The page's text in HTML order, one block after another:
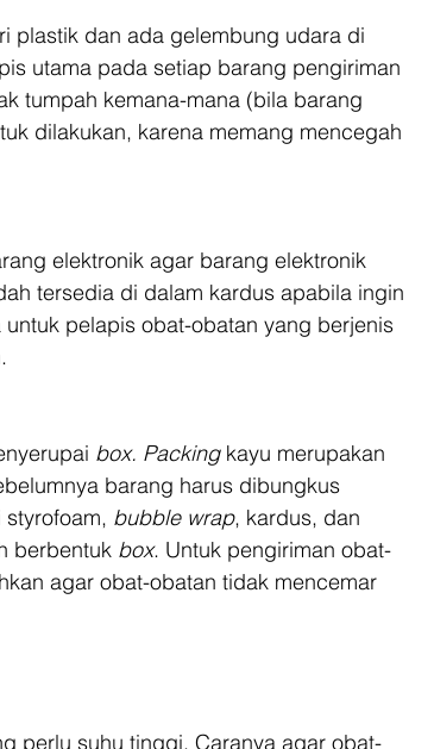
plastik dan ada gelembung udara di
utama pada setiap barang pengiriman
tumpah kemana-mana (bila barang
dilakukan, karena memang mencegah
elektronik agar barang elektronik
tersedia di dalam kardus apabila ingin
pelapis obat-obatan yang berjenis
box. Packing kayu merupakan
barang harus dibungkus
bubble wrap, kardus, dan
berbentuk box. Untuk pengiriman obat-
agar obat-obatan tidak mencemar
perlu suhu tinggi. Caranya agar obat-